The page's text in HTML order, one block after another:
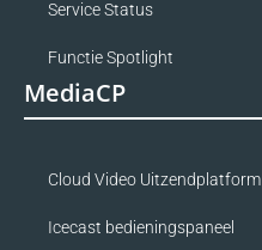
Service Status
Functie Spotlight
MediaCP
Cloud Video Uitzendplatform
Icecast bedieningspaneel